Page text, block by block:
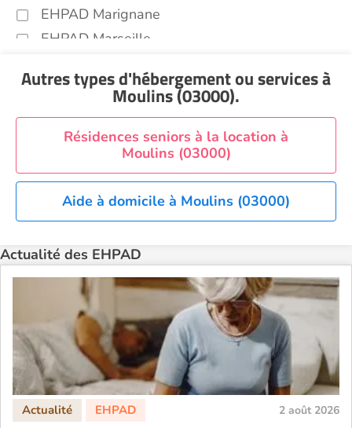
EHPAD Marignane
EHPAD Marseille
EHPAD Nantes
EHPAD Paris
EHPAD Royan
EHPAD Saint-Etienne
EHPAD Toulouse
EHPAD Troyes
Recherche par ville
Autres types d'hébergement ou servicesà
Moulins (03000).
Résidences seniors à la location à
Moulins (03000)
Aide à domicile à Moulins (03000)
Actualité des EHPAD
2 août 2026